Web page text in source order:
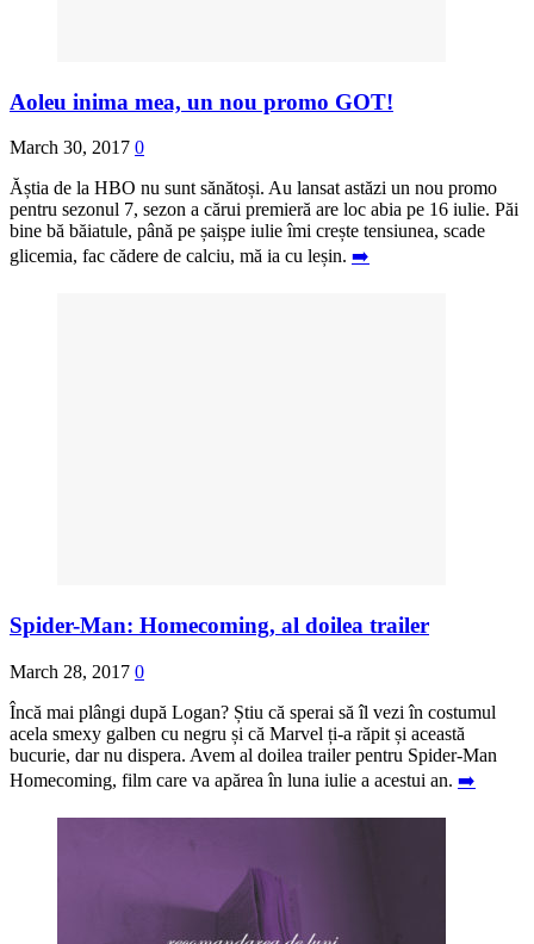
Aoleu inima mea, un nou promo GOT!
March 30, 2017 0
Ăștia de la HBO nu sunt sănătoși. Au lansat astăzi un nou promo
pentru sezonul 7, sezon a cărui premieră are loc abia pe 16 iulie. Păi
bine bă băiatule, până pe șaișpe iulie îmi crește tensiunea, scade
glicemia, fac cădere de calciu, mă ia cu leșin. ➡️
Spider-Man: Homecoming, al doilea trailer
March 28, 2017 0
Încă mai plângi după Logan? Știu că sperai să îl vezi în costumul
acela smexy galben cu negru și că Marvel ți-a răpit și această
bucurie, dar nu dispera. Avem al doilea trailer pentru Spider-Man
Homecoming, film care va apărea în luna iulie a acestui an. ➡️